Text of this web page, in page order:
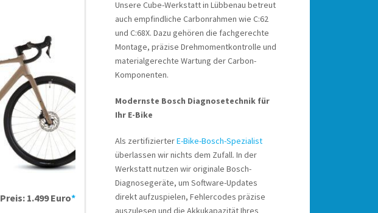
Preis: 1.499 Euro*
Unsere Cube-Werkstatt in Lübbenau betreut
auch empfindliche Carbonrahmen wie C:62
und C:68X. Dazu gehören die fachgerechte
Montage, präzise Drehmomentkontrolle und
materialgerechte Wartung der Carbon-
Komponenten.
Modernste Bosch Diagnosetechnik für
Ihr E-Bike
Als zertifizierterE-Bike-Bosch-Spezialist
überlassen wir nichts dem Zufall. In der
Werkstatt nutzen wir originale Bosch-
Diagnosegeräte, um Software-Updates
direkt aufzuspielen, Fehlercodes präzise
auszulesen und die Akkukapazität Ihres